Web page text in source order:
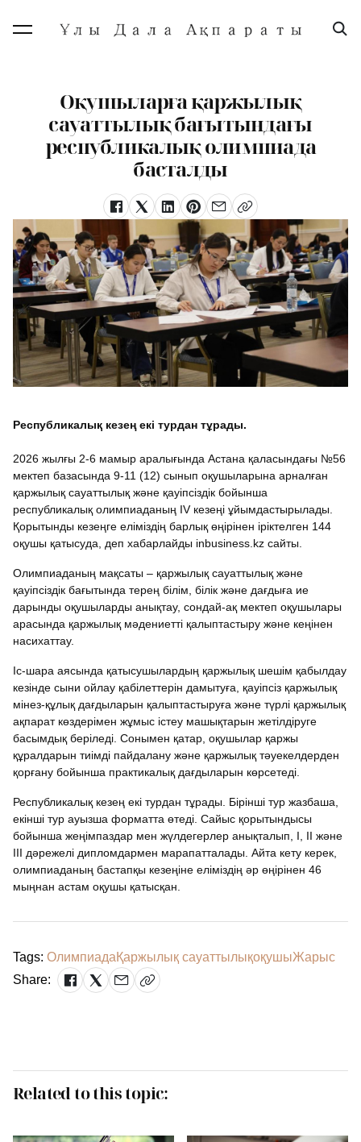
Оқушыларға қаржылық
сауаттылық бағытындағы
республикалық олимпиада
басталды
Республикалық кезең екі турдан тұрады.
2026 жылғы 2-6 мамыр аралығында Астана қаласындағы №56
мектеп базасында 9-11 (12) сынып оқушыларына арналған
қаржылық сауаттылық және қауіпсіздік бойынша
республикалық олимпиаданың IV кезеңі ұйымдастырылады.
Қорытынды кезеңге еліміздің барлық өңірінен іріктелген 144
оқушы қатысуда, деп хабарлайды inbusiness.kz сайты.
Олимпиаданың мақсаты – қаржылық сауаттылық және
қауіпсіздік бағытында терең білім, білік және дағдыға ие
дарынды оқушыларды анықтау, сондай-ақ мектеп оқушылары
арасында қаржылық мәдениетті қалыптастыру және кеңінен
насихаттау.
Іс-шара аясында қатысушылардың қаржылық шешім қабылдау
кезінде сыни ойлау қабілеттерін дамытуға, қауіпсіз қаржылық
мінез-құлық дағдыларын қалыптастыруға және түрлі қаржылық
ақпарат көздерімен жұмыс істеу машықтарын жетілдіруге
басымдық беріледі. Сонымен қатар, оқушылар қаржы
құралдарын тиімді пайдалану және қаржылық тәуекелдерден
қорғану бойынша практикалық дағдыларын көрсетеді.
Республикалық кезең екі турдан тұрады. Бірінші тур жазбаша,
екінші тур ауызша форматта өтеді. Сайыс қорытындысы
бойынша жеңімпаздар мен жүлдегерлер анықталып, I, II және
III дәрежелі дипломдармен марапатталады. Айта кету керек,
олимпиаданың бастапқы кезеңіне еліміздің әр өңірінен 46
мыңнан астам оқушы қатысқан.
Tags: ОлимпиадаҚаржылық сауаттылықоқушыЖарыс
Share:
Related to this topic: